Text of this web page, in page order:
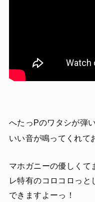
へたっPのワタシが弾
いい音が鳴ってくれて
マホガニーの優しくて
レ特有のコロコロっと
できますよーっ！